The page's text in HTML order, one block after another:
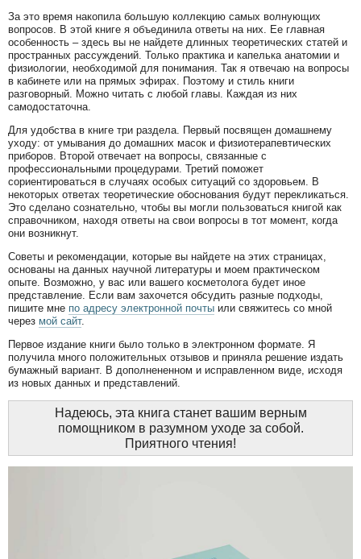
За это время накопила большую коллекцию самых волнующих
вопросов. В этой книге я объединила ответы на них. Ее главная
особенность – здесь вы не найдете длинных теоретических статей и
пространных рассуждений. Только практика и капелька анатомии и
физиологии, необходимой для понимания. Так я отвечаю на вопросы
в кабинете или на прямых эфирах. Поэтому и стиль книги
разговорный. Можно читать с любой главы. Каждая из них
самодостаточна.
Для удобства в книге три раздела. Первый посвящен домашнему
уходу: от умывания до домашних масок и физиотерапевтических
приборов. Второй отвечает на вопросы, связанные с
профессиональными процедурами. Третий поможет
сориентироваться в случаях особых ситуаций со здоровьем. В
некоторых ответах теоретические обоснования будут перекликаться.
Это сделано сознательно, чтобы вы могли пользоваться книгой как
справочником, находя ответы на свои вопросы в тот момент, когда
они возникнут.
Советы и рекомендации, которые вы найдете на этих страницах,
основаны на данных научной литературы и моем практическом
опыте. Возможно, у вас или вашего косметолога будет иное
представление. Если вам захочется обсудить разные подходы,
пишите мне по адресу электронной почты или свяжитесь со мной
через мой сайт.
Первое издание книги было только в электронном формате. Я
получила много положительных отзывов и приняла решение издать
бумажный вариант. В дополнененном и исправленном виде, исходя
из новых данных и представлений.
Надеюсь, эта книга станет вашим верным
помощником в разумном уходе за собой.
Приятного чтения!